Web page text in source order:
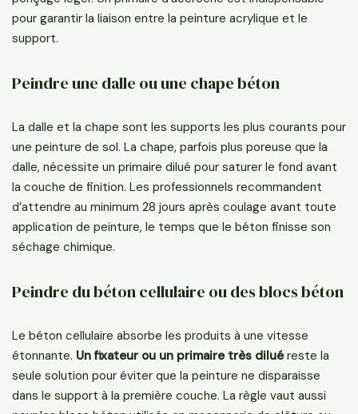
pour garantir la liaison entre la peinture acrylique et le
support.
Peindre une dalle ou une chape béton
La dalle et la chape sont les supports les plus courants pour
une peinture de sol. La chape, parfois plus poreuse que la
dalle, nécessite un primaire dilué pour saturer le fond avant
la couche de finition. Les professionnels recommandent
d’attendre au minimum 28 jours après coulage avant toute
application de peinture, le temps que le béton finisse son
séchage chimique.
Peindre du béton cellulaire ou des blocs béton
Le béton cellulaire absorbe les produits à une vitesse
étonnante. Un fixateur ou un primaire très diluéreste la
seule solution pour éviter que la peinture ne disparaisse
dans le support à la première couche. La règle vaut aussi